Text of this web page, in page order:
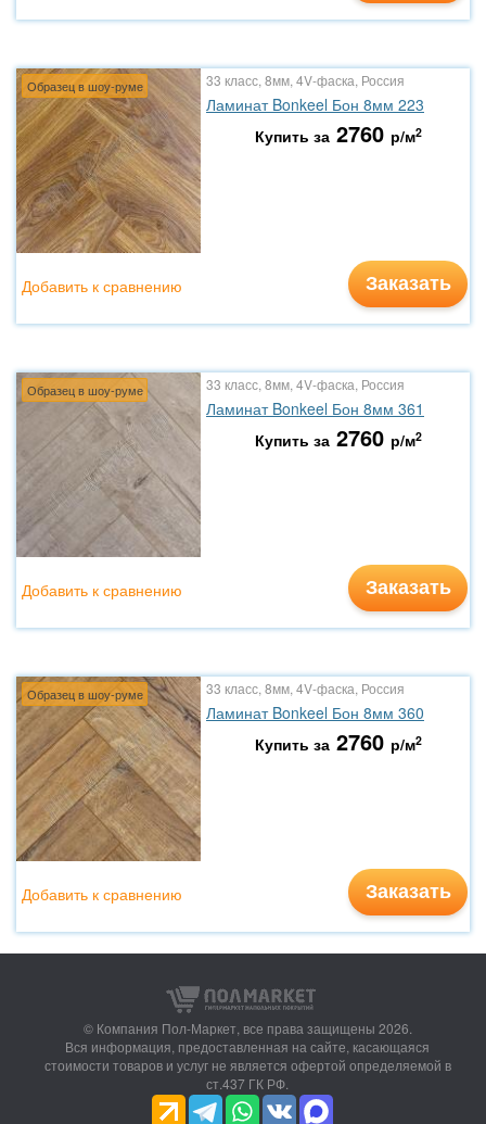
Образец в шоу-руме 33 класс, 8мм, 4V-фаска, Россия
Ламинат Bonkeel Бон 8мм 223
Купить за 2760 р/м2
Заказать
Добавить к сравнению
Образец в шоу-руме 33 класс, 8мм, 4V-фаска, Россия
Ламинат Bonkeel Бон 8мм 361
Купить за 2760 р/м2
Заказать
Добавить к сравнению
Образец в шоу-руме 33 класс, 8мм, 4V-фаска, Россия
Ламинат Bonkeel Бон 8мм 360
Купить за 2760 р/м2
Заказать
Добавить к сравнению
© Компания Пол-Маркет, все права защищены 2026.
Вся информация, предоставленная на сайте, касающаяся
стоимости товаров и услуг не является офертой определяемой в
ст.437 ГК РФ.